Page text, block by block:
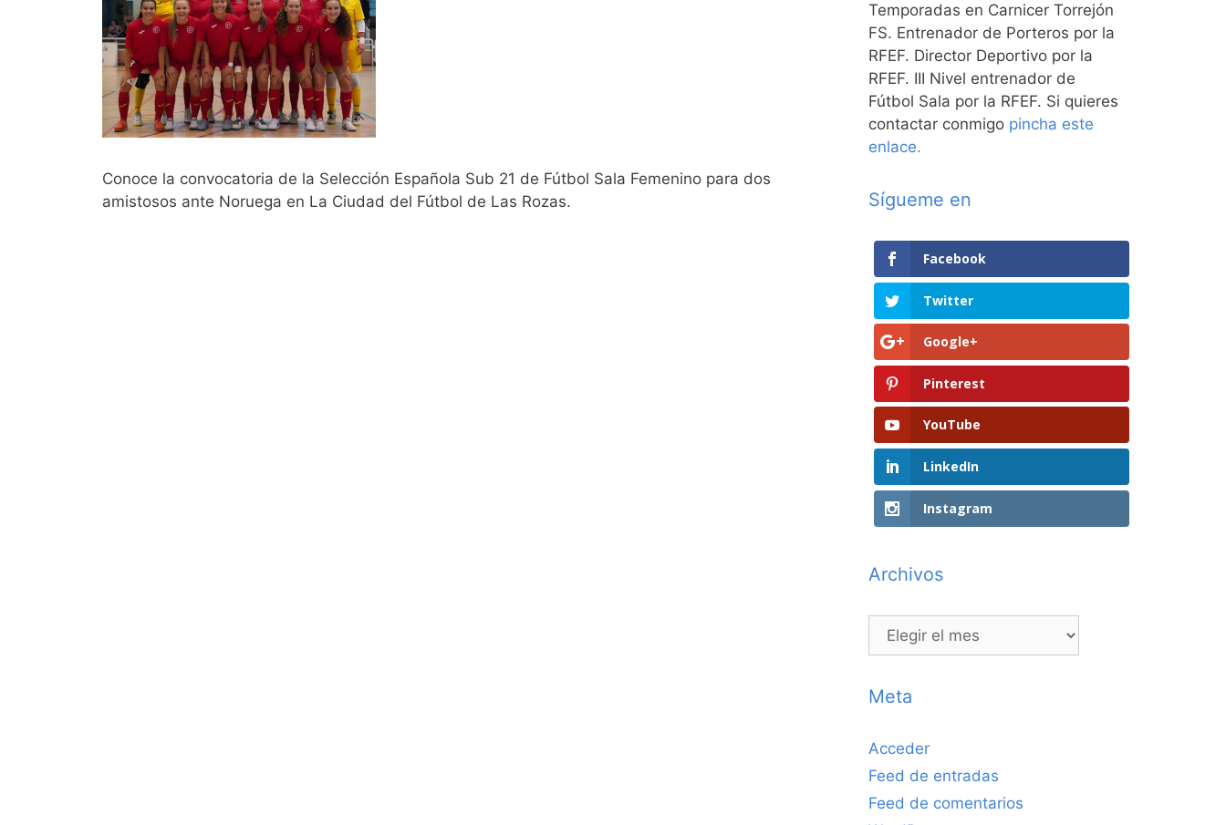
Conoce la convocatoria de la Selección Española Sub 21 de Fútbol Sala Femenino para dos
amistosos ante Noruega en La Ciudad del Fútbol de Las Rozas.
Temporadas en Carnicer Torrejón
FS. Entrenador de Porteros por la
RFEF. Director Deportivo por la
RFEF. III Nivel entrenador de
Fútbol Sala por la RFEF. Si quieres
contactar conmigo pincha este
enlace.
Sígueme en
Facebook
Twitter
Google+
Pinterest
YouTube
LinkedIn
Instagram
Archivos
Archivos
Meta
Acceder
Feed de entradas
Feed de comentarios